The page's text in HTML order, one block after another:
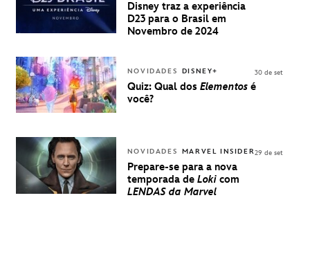
PARA A D23
BRASIL -
UMA
DISNEY
Disney traz a experiência
D23 para o Brasil em
Novembro de 2024
NOVIDADES DISNEY+
Quiz: Qual dos Elementos é
você?
30 de set
NOVIDADES MARVEL INSIDER
Prepare-se para a nova
temporada de Loki com
LENDAS da Marvel
29 de set